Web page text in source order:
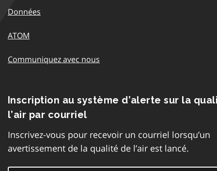
Données
ATOM
Communiquez avec nous
Inscription au système d’alerte sur la
l’air par courriel
Inscrivez-vous pour recevoir un courriel lorsqu’un
avertissement de la qualité de l’air est lancé.